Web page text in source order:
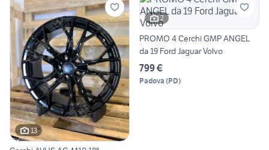
13
2
PROMO 4 Cerchi GMP ANGEL
da 19 Ford Jaguar Volvo
799 €
Padova (PD)